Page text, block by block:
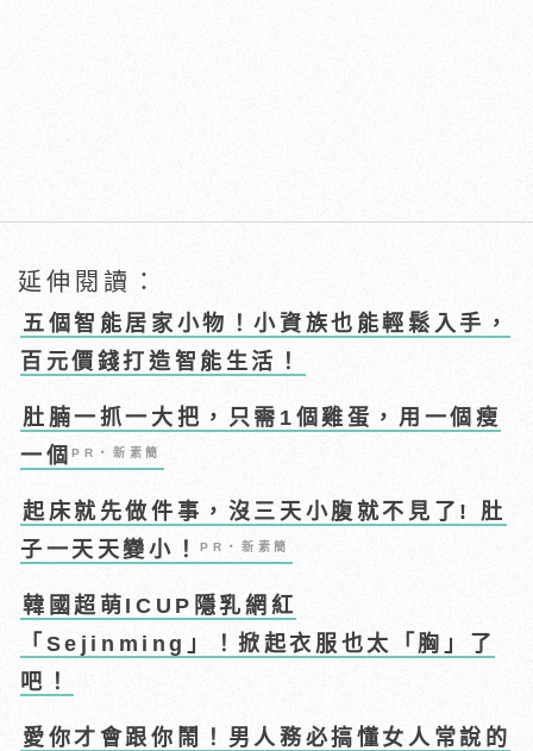
延伸閱讀：
五個智能居家小物！小資族也能輕鬆入手，
百元價錢打造智能生活！
肚腩一抓一大把，只需1個雞蛋，用一個瘦
一個PR・新素簡
起床就先做件事，沒三天小腹就不見了! 肚
子一天天變小！PR・新素簡
韓國超萌ICUP隱乳網紅
「Sejinming」！掀起衣服也太「胸」了
吧！
愛你才會跟你鬧！男人務必搞懂女人常說的